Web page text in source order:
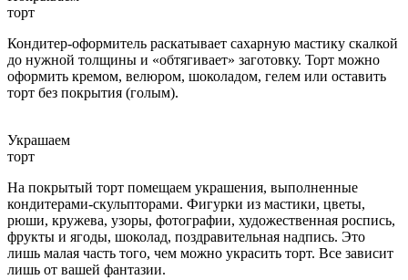
торт
Кондитер-оформитель раскатывает сахарную мастику скалкой
до нужной толщины и «обтягивает» заготовку. Торт можно
оформить кремом, велюром, шоколадом, гелем или оставить
торт без покрытия (голым).
Украшаем
торт
На покрытый торт помещаем украшения, выполненные
кондитерами-скульпторами. Фигурки из мастики, цветы,
рюши, кружева, узоры, фотографии, художественная роспись,
фрукты и ягоды, шоколад, поздравительная надпись. Это
лишь малая часть того, чем можно украсить торт. Все зависит
лишь от вашей фантазии.